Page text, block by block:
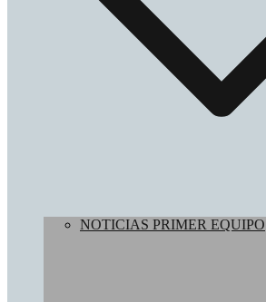
NOTICIAS PRIMER EQUIPO